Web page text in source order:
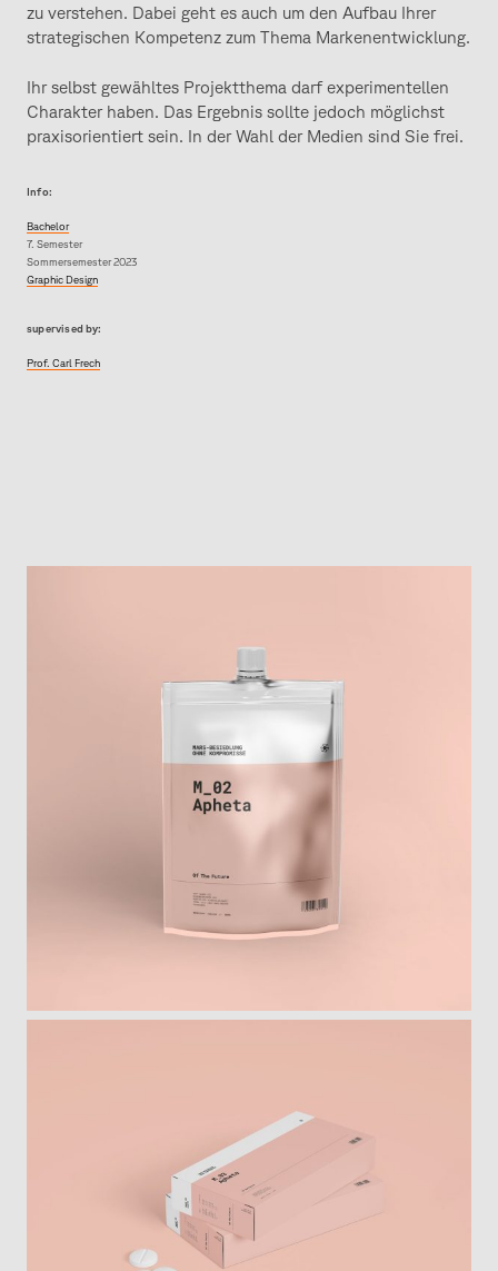
zu verstehen. Dabei geht es auch um den Aufbau Ihrer
strategischen Kompetenz zum Thema Markenentwicklung.
Ihr selbst gewähltes Projektthema darf experimentellen
Charakter haben. Das Ergebnis sollte jedoch möglichst
praxisorientiert sein. In der Wahl der Medien sind Sie frei.
Info:
Bachelor
7. Semester
Sommersemester 2023
Graphic Design
supervised by:
Prof. Carl Frech